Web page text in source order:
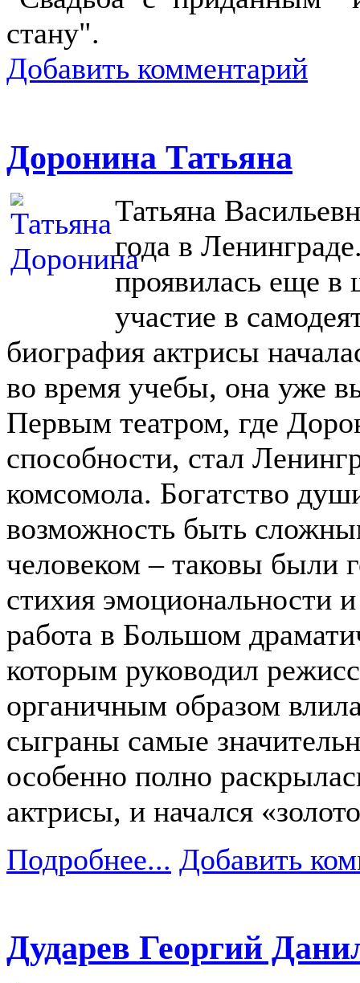
стану".
Добавить комментарий
Доронина Татьяна
Татьяна
года в
проявилась еще в
участие в
биография актрисы
во время учебы, она уже
Первым театром, где
способности, стал
комсомола. Богатство
возможность быть
человеком – таковы были
стихия эмоциональности
работа в Большом
которым руководил
органичным образом
сыграны самые
особенно полно
актрисы, и начался
Подробнее... Добавить
Дударев Георгий